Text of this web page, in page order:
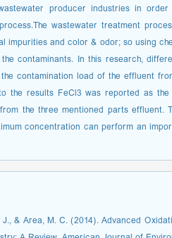
producer industries in
wastewater treatment
impurities and color & odor; so using
contaminants. In this research,
contamination load of the effluent
the results FeCl3 was reported as
the three mentioned parts effluent.
concentration can perform an
J., & Area, M. C. (2014). Advanced